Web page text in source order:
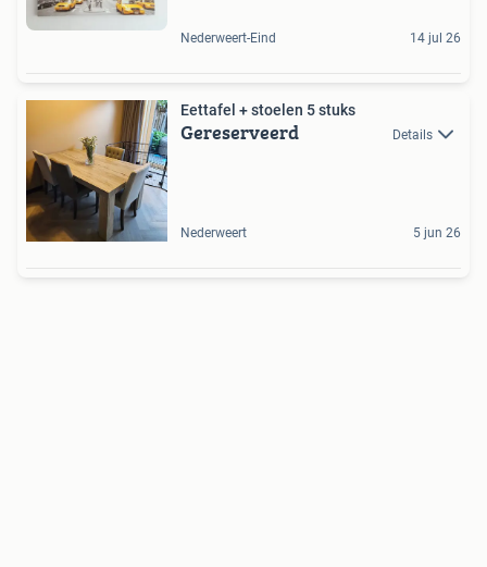
Nederweert-Eind 14 jul 26
Eettafel + stoelen 5 stuks
Gereserveerd Details
Nederweert 5 jun 26